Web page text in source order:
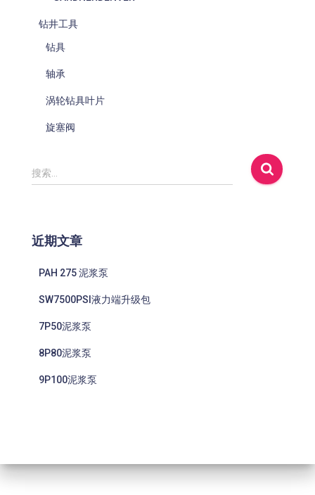
钻井工具
钻具
轴承
涡轮钻具叶片
旋塞阀
搜
索
搜索…
近期文章
PAH 275 泥浆泵
SW7500PSI液力端升级包
7P50泥浆泵
8P80泥浆泵
9P100泥浆泵